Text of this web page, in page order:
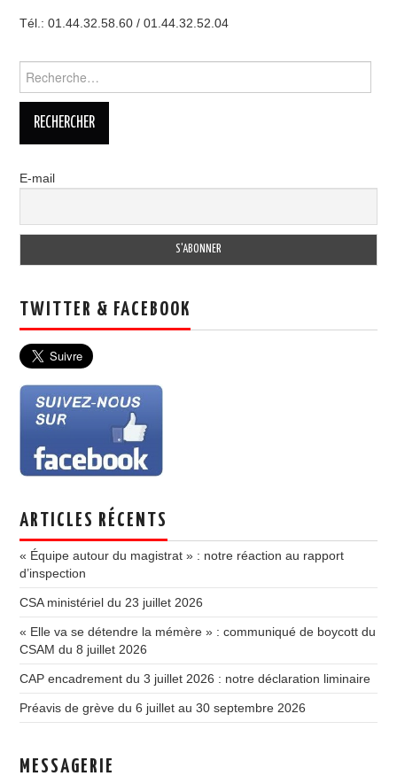
Tél.: 01.44.32.58.60 / 01.44.32.52.04
E-mail
TWITTER & FACEBOOK
ARTICLES RÉCENTS
« Équipe autour du magistrat » : notre réaction au rapport
d’inspection
CSA ministériel du 23 juillet 2026
« Elle va se détendre la mémère » : communiqué de boycott du
CSAM du 8 juillet 2026
CAP encadrement du 3 juillet 2026 : notre déclaration liminaire
Préavis de grève du 6 juillet au 30 septembre 2026
MESSAGERIE